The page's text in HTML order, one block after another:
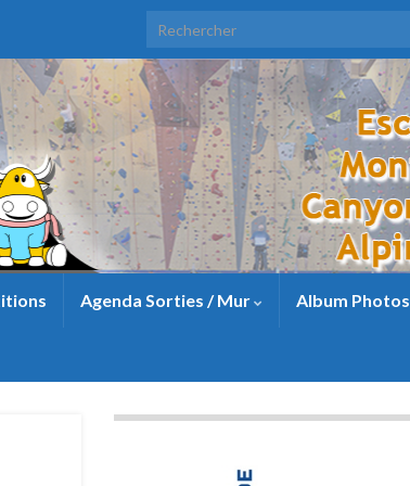
Agenda Sorties / Mur Album Photos